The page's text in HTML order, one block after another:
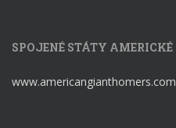
SPOJENÉ STÁTY AMERICKÉ
www.americangianthomers.com